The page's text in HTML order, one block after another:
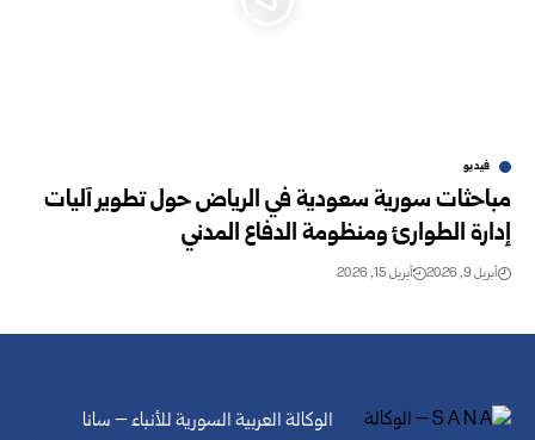
فيديو
مباحثات سورية سعودية في الرياض حول تطوير آليات
إدارة الطوارئ ومنظومة الدفاع المدني
أبريل 9, 2026 أبريل 15, 2026
الوكالة العربية السورية للأنباء – سانا